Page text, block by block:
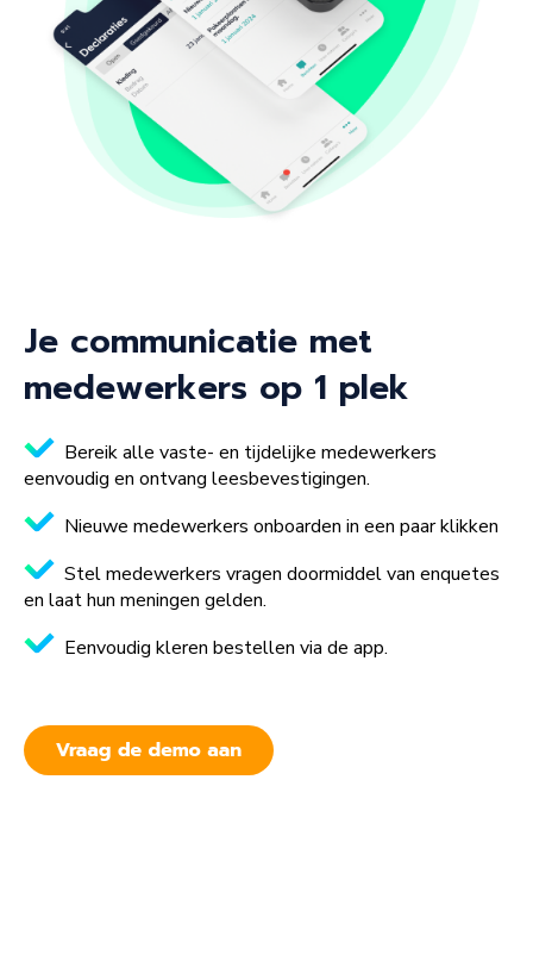
Je communicatie met
medewerkers op 1 plek
Bereik alle vaste- en tijdelijke medewerkers
eenvoudig en ontvang leesbevestigingen.
Nieuwe medewerkers onboarden in een paar klikken
Stel medewerkers vragen doormiddel van enquetes
en laat hun meningen gelden.
Eenvoudig kleren bestellen via de app.